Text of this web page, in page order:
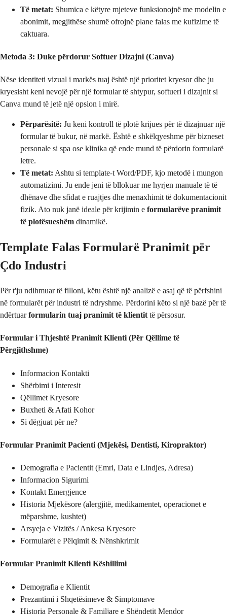
Të metat: Shumica e këtyre mjeteve funksionojnë me modelin e
abonimit, megjithëse shumë ofrojnë plane falas me kufizime të
caktuara.
Metoda 3: Duke përdorur Softuer Dizajni (Canva)
Nëse identiteti vizual i markës tuaj është një prioritet kryesor dhe ju
kryesisht keni nevojë për një formular të shtypur, softueri i dizajnit si
Canva mund të jetë një opsion i mirë.
Përparësitë: Ju keni kontroll të plotë krijues për të dizajnuar një
formular të bukur, në markë. Është e shkëlqyeshme për bizneset
personale si spa ose klinika që ende mund të përdorin formularë
letre.
Të metat: Ashtu si template-t Word/PDF, kjo metodë i mungon
automatizimi. Ju ende jeni të bllokuar me hyrjen manuale të të
dhënave dhe sfidat e ruajtjes dhe menaxhimit të dokumentacionit
fizik. Ato nuk janë ideale për krijimin e formularëve pranimit
të plotësueshëm dinamikë.
Template Falas Formularë Pranimit për
Çdo Industri
Për t'ju ndihmuar të filloni, këtu është një analizë e asaj që të përfshini
në formularët për industri të ndryshme. Përdorini këto si një bazë për të
ndërtuarformularin tuaj pranimit të klientit të përsosur.
Formular i Thjeshtë Pranimit Klienti (Për Qëllime të
Përgjithshme)
Informacion Kontakti
Shërbimi i Interesit
Qëllimet Kryesore
Buxheti & Afati Kohor
Si dëgjuat për ne?
Formular Pranimit Pacienti (Mjekësi, Dentisti, Kiropraktor)
Demografia e Pacientit (Emri, Data e Lindjes, Adresa)
Informacion Sigurimi
Kontakt Emergjence
Historia Mjekësore (alergjitë, medikamentet, operacionet e
mëparshme, kushtet)
Arsyeja e Vizitës / Ankesa Kryesore
Formularët e Pëlqimit & Nënshkrimit
Formular Pranimit Klienti Këshillimi
Demografia e Klientit
Prezantimi i Shqetësimeve & Simptomave
Historia Personale & Familjare e Shëndetit Mendor